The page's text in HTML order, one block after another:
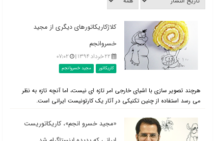
کلاژکاریکاتورهای دیگری از مجید
خسروانجم
۲۲ خرداد ۱۳۹۴ | ۰۷:۰۲
کاریکاتور مجید خسروانجم
هرچند تصویر سازی با اشیای خارجی امر تازه ای نیست، اما آنچه تازه به نظر
می رسد استفاده از چنین تکنیکی در آثار یک کارتونیست ایرانی است.
«مجید خسرو انجم»، کاریکاتوریست